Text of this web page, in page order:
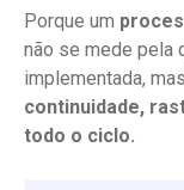
Porque um
não se mede pela
implementada,
continuidade,
todo o ciclo.